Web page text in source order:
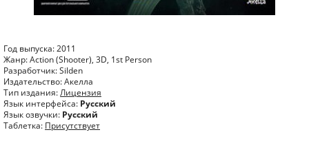
Год выпуска: 2011
Жанр: Action (Shooter), 3D, 1st Person
Разработчик: Silden
Издательство: Акелла
Тип издания:Лицензия
Язык интерфейса: Русский
Язык озвучки: Русский
Таблетка: Присутствует